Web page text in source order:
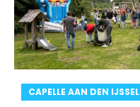
CAPELLE AAN DEN IJSSEL